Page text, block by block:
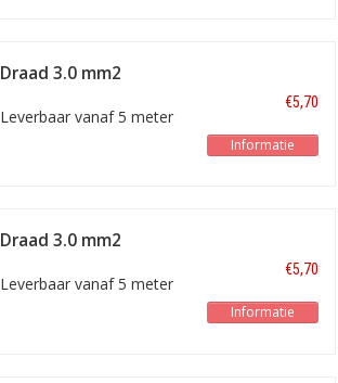
Draad 3.0 mm2
Leverbaar vanaf 5 meter
€5,70
Informatie
Draad 3.0 mm2
Leverbaar vanaf 5 meter
€5,70
Informatie